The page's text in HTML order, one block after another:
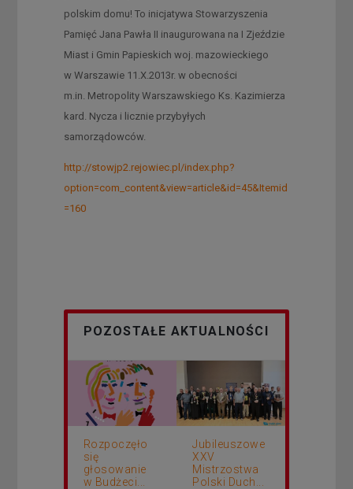
polskim domu! To inicjatywa Stowarzyszenia
Pamięć Jana Pawła II inaugurowana na I Zjeździe
Miast i Gmin Papieskich woj. mazowieckiego
w Warszawie 11.X.2013r. w obecności
m.in. Metropolity Warszawskiego Ks. Kazimierza
kard. Nycza i licznie przybyłych
samorządowców.
http://stowjp2.rejowiec.pl/index.php?
option=com_content&view=article&id=45&Itemid
=160
POZOSTAŁE AKTUALNOŚCI
Rozpoczęło
się
głosowanie
w Budżeci...
Jubileuszowe
XXV
Mistrzostwa
Polski Duch...